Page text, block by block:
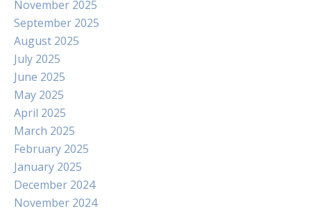
November 2025
September 2025
August 2025
July 2025
June 2025
May 2025
April 2025
March 2025
February 2025
January 2025
December 2024
November 2024